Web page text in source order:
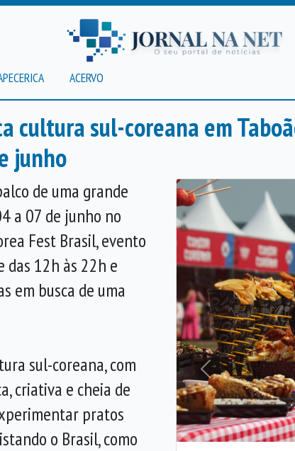
ACERVO
cultura sul-coreana em
junho
Anterior
de uma grande
a 07 de junho no
Fest Brasil, evento
das 12h às 22h e
em busca de uma
sul-coreana, com
criativa e cheia de
pratos
o Brasil, como